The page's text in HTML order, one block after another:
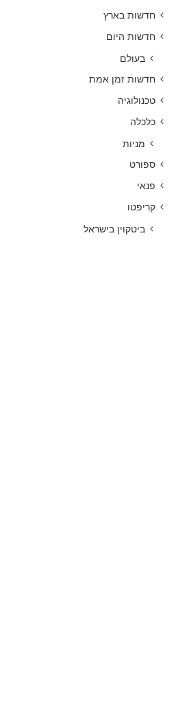
חדשות בארץ
חדשות היום
בעולם
חדשות זמן אמת
טכנולוגיה
כלכלה
מניות
ספורט
פנאי
קריפטו
ביטקוין בישראל